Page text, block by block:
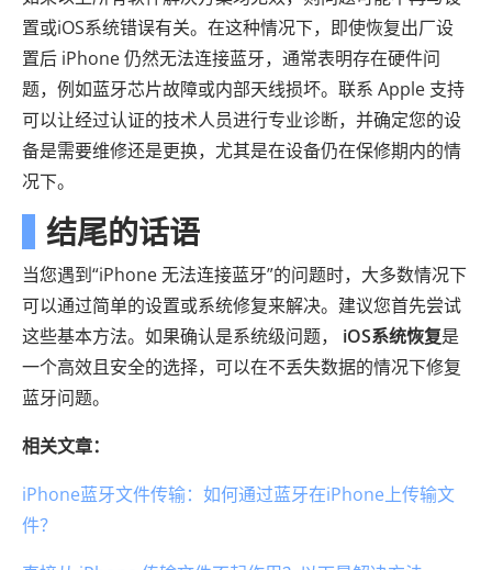
置或iOS系统错误有关。在这种情况下，即使恢复出厂设
置后 iPhone 仍然无法连接蓝牙，通常表明存在硬件问
题，例如蓝牙芯片故障或内部天线损坏。联系 Apple 支持
可以让经过认证的技术人员进行专业诊断，并确定您的设
备是需要维修还是更换，尤其是在设备仍在保修期内的情
况下。
结尾的话语
当您遇到“iPhone 无法连接蓝牙”的问题时，大多数情况下
可以通过简单的设置或系统修复来解决。建议您首先尝试
这些基本方法。如果确认是系统级问题， iOS系统恢复是
一个高效且安全的选择，可以在不丢失数据的情况下修复
蓝牙问题。
相关文章：
iPhone蓝牙文件传输：如何通过蓝牙在iPhone上传输文
件？